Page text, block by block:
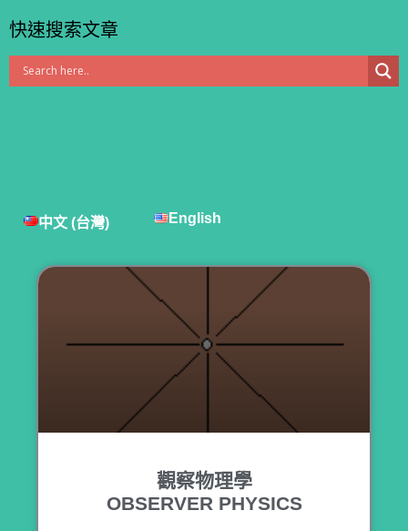
快速搜索文章
中文 (台灣) English
觀察物理學
OBSERVER PHYSICS